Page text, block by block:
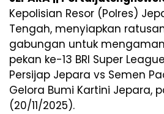
Kepolisian Resor (Polres)
Tengah, menyiapkan
gabungan untuk
pekan ke-13 BRI Super
Persijap Jepara vs Semen
Gelora Bumi Kartini Jepara,
(20/11/2025).